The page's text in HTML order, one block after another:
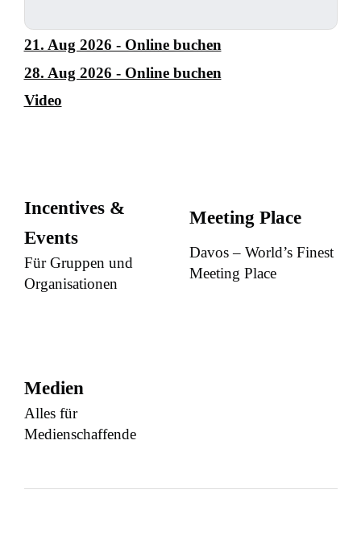
21. Aug 2026 - Online buchen
28. Aug 2026 - Online buchen
Video
Incentives &
Events
Für Gruppen und
Organisationen
Meeting Place
Davos – World’s Finest
Meeting Place
Medien
Alles für
Medienschaffende